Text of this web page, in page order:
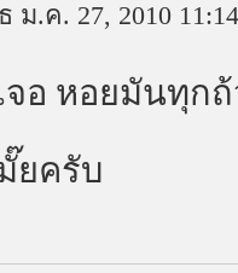
ม.ค. 27, 2010 11:14
จอ หอยมันทุก
ยครับ